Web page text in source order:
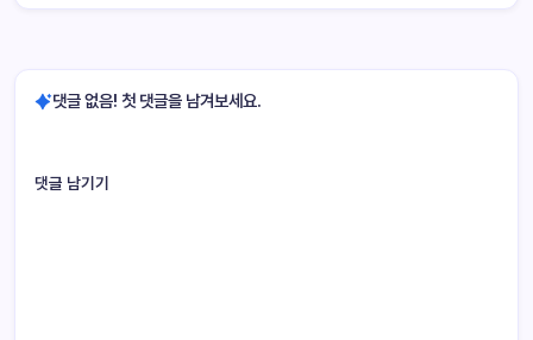
댓글 없음! 첫 댓글을 남겨보세요.
댓글 남기기